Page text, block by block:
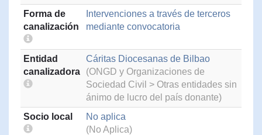
Forma de
canalización
Intervenciones a través de terceros
mediante convocatoria
Entidad
canalizadora
Cáritas Diocesanas de Bilbao
(ONGD y Organizaciones de
Sociedad Civil > Otras entidades sin
ánimo de lucro del país donante)
Socio local
No aplica
(No Aplica)